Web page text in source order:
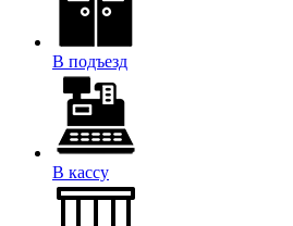
В подъезд
В кассу